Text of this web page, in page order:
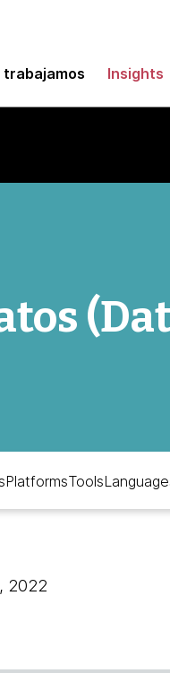
trabajamos Insights
PlatformsTools
2022